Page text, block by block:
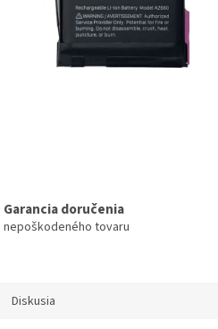
Garancia doručenia
nepoškodeného tovaru
Diskusia